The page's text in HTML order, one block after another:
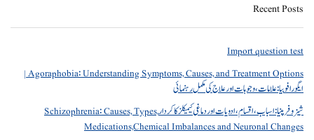
Recent Posts
Import question test
Agoraphobia: Understanding Symptoms, Causes, and Treatment Options |
ایگورافوبیا: علامات، وجوہات اور علاج کی مکمل رہنمائی
شیزوفرینیا: اسباب، اقسام، ادویات اور دماغی کیمیکلز کا کردار Schizophrenia: Causes, Types,
Medications,Chemical Imbalances and Neuronal Changes